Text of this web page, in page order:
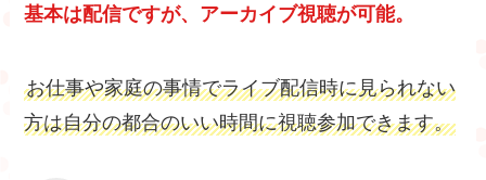
基本は配信ですが、アーカイブ視聴が可能。
お仕事や家庭の事情でライブ配信時に見られない
方は自分の都合のいい時間に視聴参加できます。